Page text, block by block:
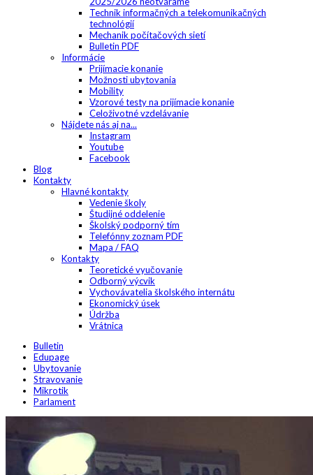
Technik informačných a telekomunikačných
technológií
Mechanik počítačových sietí
Bulletin PDF
Informácie
Prijímacie konanie
Možnosti ubytovania
Mobility
Vzorové testy na prijímacie konanie
Celoživotné vzdelávanie
Nájdete nás aj na...
Instagram
Youtube
Facebook
Blog
Kontakty
Hlavné kontakty
Vedenie školy
Študijné oddelenie
Školský podporný tím
Telefónny zoznam PDF
Mapa / FAQ
Kontakty
Teoretické vyučovanie
Odborný výcvik
Vychovávatelia školského internátu
Ekonomický úsek
Údržba
Vrátnica
Bulletin
Edupage
Ubytovanie
Stravovanie
Mikrotik
Parlament